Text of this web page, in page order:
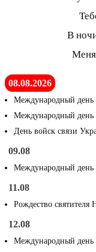
В
08.08.2026
Международный день
Международный день
День войск связи
09.08
Международный день
11.08
Рождество святителя
12.08
Международный день